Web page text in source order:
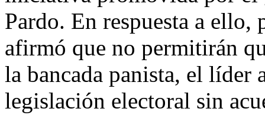
Pardo. En respuesta a ello,
afirmó que no permitirán
la bancada panista, el líder
legislación electoral sin